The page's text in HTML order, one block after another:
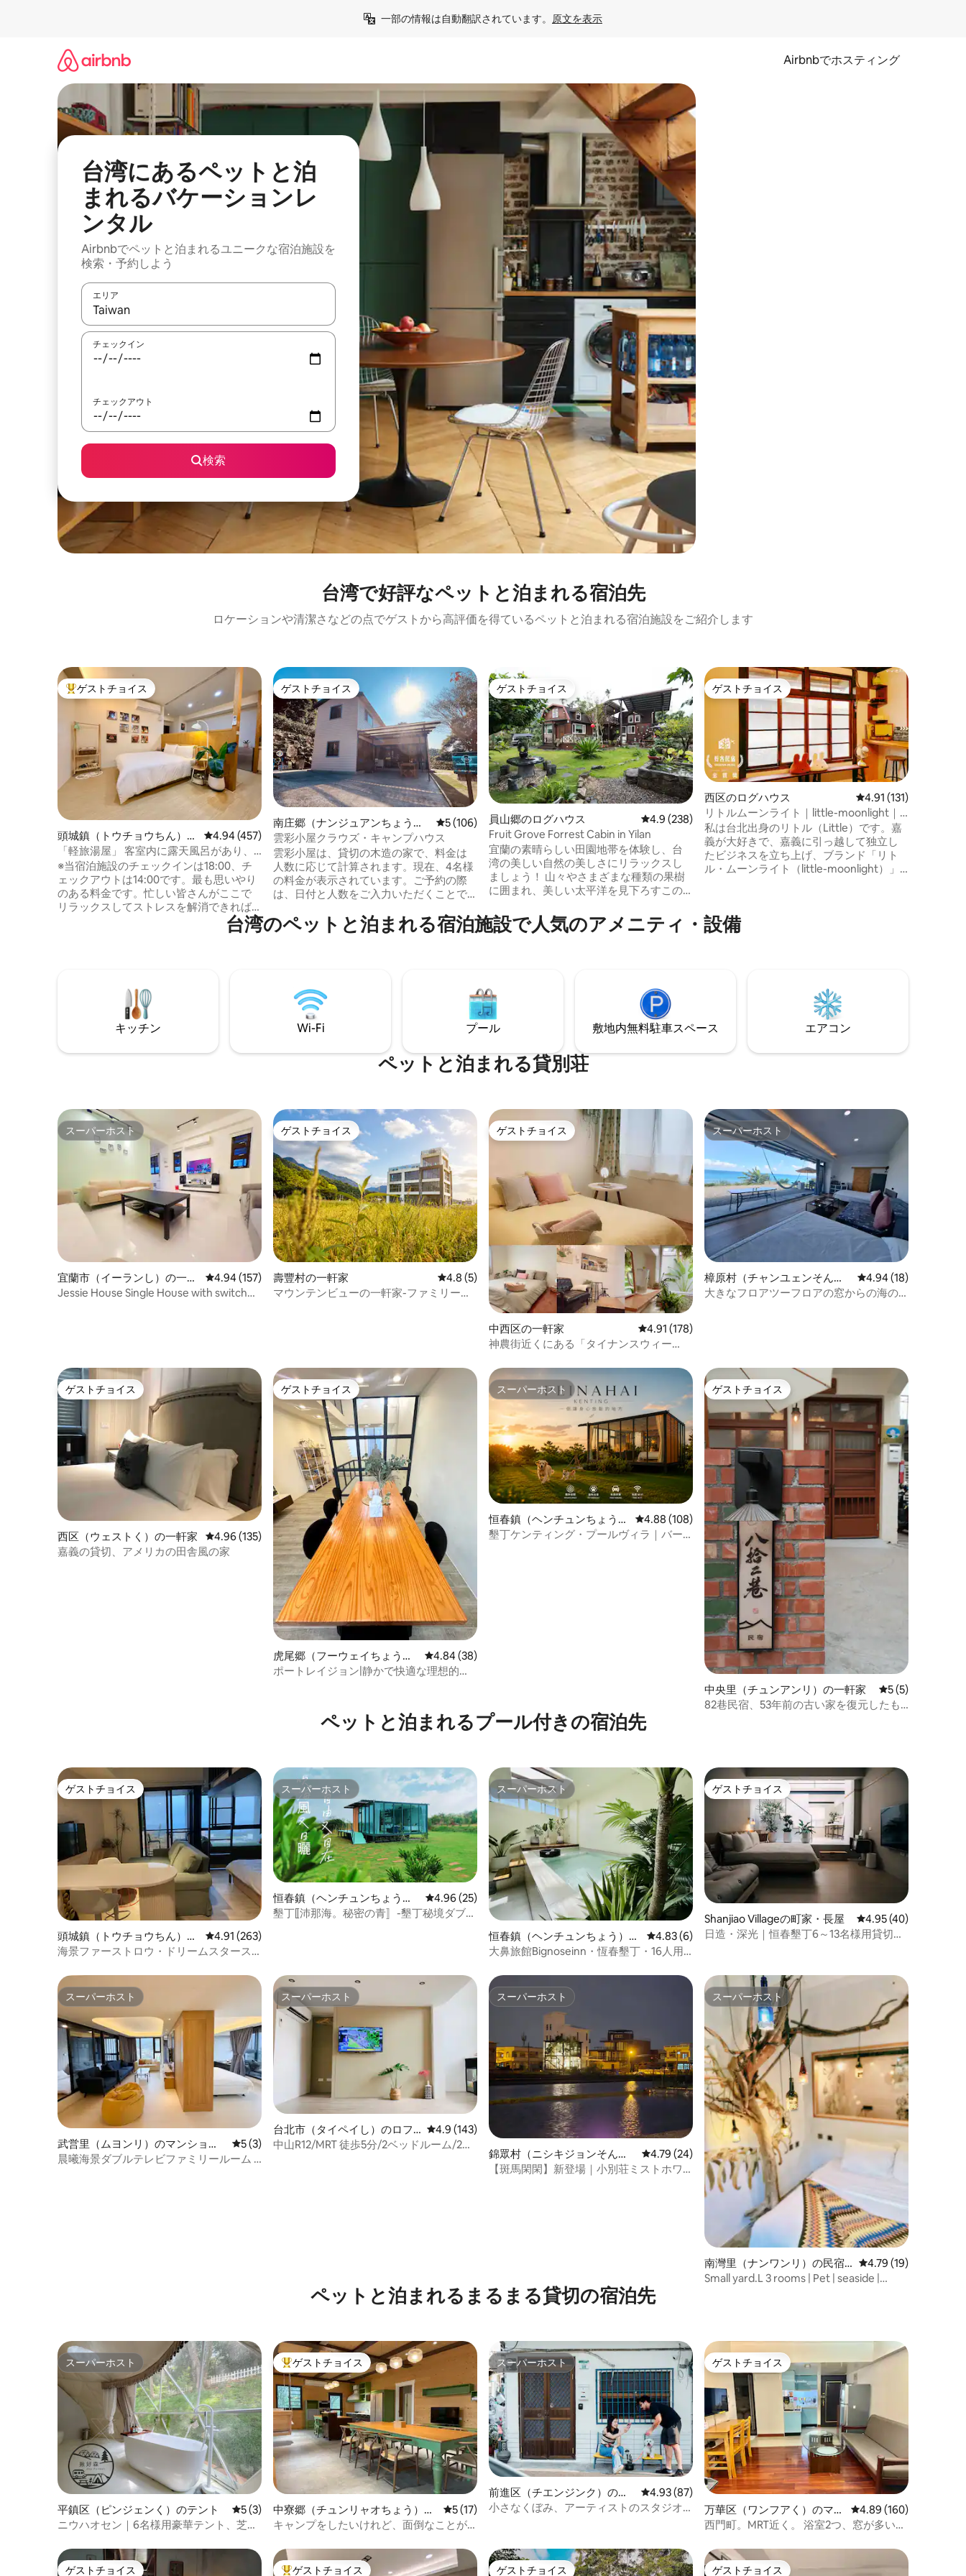
一部の情報は自動翻訳されています。 原文を表示
Airbnbでホスティング
台湾にあるペットと泊
まれるバケーションレ
ンタル
Airbnbでペットと泊まれるユニークな宿泊施設を
検索・予約しよう
エリア
検索結果が表示されたら、上下の矢印キーを使って移動するか、画面をタッチまたはスワイプして検索結果を確認することができます。
チェックイン
チェックアウト
検索
台湾で好評なペットと泊まれる宿泊先
ロケーションや清潔さなどの点でゲストから高評価を得ているペットと泊まれる宿泊施設をご紹介します
大好評のゲストチョイスです。
ゲストチョイス
頭城鎮（トウチョウちん）の
コンドミニアム
レビュー457件、5つ星中4.94つ星の平均評価
4.94 (457)
「軽旅湯屋」 客室内に露天風呂があり、
屋上にはインフィニティプールがありま
す。 高層階からは無敵の夜景、山景、海
景が楽しめます。 無料の平面駐車場、セ
ルフチェックイン
※当宿泊施設のチェックインは18:00、チ
ェックアウトは14:00です。最も思いやり
のある料金です。忙しい皆さんがここで
リラックスしてストレスを解消できれば
と思います。夜はカーテンを開けると、
星空の下に横たわっているような気分に
元です。フロントでお問い合わせくださ
泉、客室内に露天風呂があり、お風呂に
入りながら美しい夜景を楽しめます ♪ダブ
ルベッド、コーヒーテーブル、ソファ
♪Wi-Fiを提供しており、インターネット
プや麺を作ることができます。ハイグラ
スと大小のワイングラスもあります ♪ヘア
ドライヤー、シャンプー、バデシャンプ
ー、バスタオル、タオル、歯ブラシセッ
ト ♪部屋には浄水器があり、冷蔵庫には無
料の飲み物が用意されています。コーヒ
ー、紅茶、クッキーなども用意されてい
ます。 ♪お子様やペットとのご宿泊を歓迎
いたします。ペット用エレベーターをご
利用いただく必要があります。 高層階に
位置し、眺めが良く、お風呂に入りなが
ら山の景色、海の景色、そして最高の夜
景を楽しめます。リラックスするのに最
適な場所です。 😁B3駐車場が開放されて
おり、開蘭陸橋は宿泊施設のすぐ近くに
大な頭城運動公園があり、朝夕には鳥の
さえずりと花の香りに囲まれながら散歩
や運動ができます。 烏石港まで約1km
強、OK、セブン-イレブンまで300～
500m、近くには喜互惠、全聯スーパーも
あります。高層階にあり、お部屋には大
きな温泉浴槽があり、お風呂に浸かりな
がら夜景、山景、海景を楽しめます。
ゲストチョイス
ゲストチョイス
南庄郷（ナンジュアンちょう）
のログハウス
レビュー106件、5つ星中5つ星の平均評価
5 (106)
雲彩小屋クラウズ・キャンプハウス
雲彩小屋は、貸切の木造の家で、料金は
人数に応じて計算されます。現在、4名様
の料金が表示されています。ご予約の際
は、日付と人数をご入力いただくことで
になることをお勧めします。自転車でお
越しの場合は、事前にご連絡ください）
フィンドジンと山の純粋な水、そして何
よりも、ここに浸かり、自然と一体化す
ることが大切です！雲彩はあなたのすべ
ての感覚を満たします。体験する準備は
（よくお読みください。ご予約は以下の
規定に同意したものとみなされます） -
さい。1.5キロの上り坂があります。 -一度
に1グループのお客様のみを受け入れてお
り、現在朝食は提供しておりません -チェ
ックイン：15:00 ～ 20:00、チェックアウ
ト：11:00まで -タオル、シャワージェル、
シャンプー（歯ブラシは持参）、WIFI、
AV機器、麻雀、ボードゲーム、手作りコ
ーヒーをご用意しています -キッチンには
冷蔵庫、電気レンジ、カーセットレンジ
（ガスボンベはご自身で用意）、オーブ
ン、食器などが備わっています。油煙を
出さないでください。使用後はきれいに
してください。 -22インチの炭火焼肉炉を
ご用意しています。炭とグリルネットを
必要があります -保護者の方はお子様の安
全にご注意ください。屋内外での登り下
りや追いかけっこ、走り回りは禁止され
ています -爆竹や花火は禁止されています
ゲストチョイス
ゲストチョイス
員山郷のログハウス レビュー238件、5つ星中4.9つ星の平均評価
4.9 (238)
Fruit Grove Forrest Cabin in Yilan
宜蘭の素晴らしい田園地帯を体験し、台
湾の美しい自然の美しさにリラックスし
ましょう！ 山々やさまざまな種類の果樹
に囲まれ、美しい太平洋を見下ろすこの
園のようなものです！ この広々とした3寝
室の家は、あなたとあなたの大切な人が
備えたキッチン、朝食サービス、ワイヤ
レスインターネット接続、エアコンシス
テム、敷地内の無料駐車場、ジャグジー
もご用意しています。 この家は家族やお
す！ ロケーションはYuanshan Township
のYilan Countyに位置しています。Mong
ルや湖の周辺を自転車で歩いていただく
こともおすすめします。 また、民間のHui
Light中学校から150メートルのところにあ
部にあり、最も好まれています。 小川や
川は土の栄養補給源を絶えず補充し、宜
蘭をパンバスケット郡にしています。 宜
蘭は台湾北東海岸の海を一望でき、他の3
つの側面には山があり、ユニークな文化
的景観と人間の温かさを育み、ユニーク
な地理を形成しています。 この郡には、
アジアで2番目に長い高速道路トンネルで
あるHsuehshanトンネルがあり、宜蘭と
台北の間の運転時間を50分未満に短縮し
ました。 自然環境、冷たい温泉から、豊
富な海のレクリエーション資源や緑豊か
な田舎の景色まで、宜蘭はゆったりと自
然を最大限に楽しむのに最適な環境を提
供しています。
ゲストチョイス
ゲストチョイス
西区のログハウス レビュー131件、5つ
4.91 (131)
リトルムーンライト｜little-moonlight｜
繁華な嘉義市内の古道府路路地・ヒノキ
の香りの古い家・日本風の台湾の町家
私は台北出身のリトル（Little）です。嘉
義が大好きで、嘉義に引っ越して独立し
たビジネスを立ち上げ、ブランド「リト
ル・ムーンライト（little-moonlight）」
い、満足と感謝、そして貪欲でないとい
う考えを表しています。自分の夢に向か
り添うことと同じです。これが小小逐月
坊（little-moonlight）の由来です。 旅行
から得た温かさとエネルギー、そして芸
術や文化への好みと観察を通じて、日治
時代に残された「日本式台湾の町家」
そして、小小逐月坊（little-moonlight）
と呼ばれています。それ以来、豊かな生
命力が湧き出て、孤独ではなくなり、旅
行者や友人の気遣いも得られました。 人
を中心に考え、喜んで分かち合うこと
で、little-moonlightに来るすべての旅行
者や友人が目にしたもの、聞いたもの、
味わった食事や軽食、使った器具、タオ
ル、バスアメニティが、心に小さなイン
スピレーションやひらめきを与え、人を
幸せにし、リラックスさせるのに十分で
す。 疲れているなら、一晩滞在して、充
電してから出発してください。出発しま
しょう！私の古い家に来て、あなた自身
台湾のペットと泊まれる宿泊施設で人気のアメニティ・設備
キッチン Wi-Fi プール 敷地内無料駐⁠車ス⁠ペ⁠ー⁠ス エアコン
ペットと泊まれる貸別荘
スーパーホスト
スーパーホスト
宜蘭市（イーランし）の一軒
家
レビュー157件、5つ星中4.94つ星の平均評価
4.94 (157)
Jessie House Single House with switch
ゲストチョイス
ゲストチョイス
壽豐村の一軒家 レビュー5件、5つ星中4.8つ星の平均評価
4.8 (5)
マウンテンビューの一軒家-ファミリー向
ゲストチョイス
ゲストチョイス
中西区の一軒家 レビュー178件、5つ星中4.91つ星の平均評価
4.91 (178)
神農街近くにある「タイナンスウィー
スーパーホスト
スーパーホスト
樟原村（チャンユェンそん）
の一軒家
レビュー18件、5つ
4.94 (18)
大きなフロアツーフロアの窓からの海の
ゲストチョイス
ゲストチョイス
西区（ウェストく）の一軒家 レビュー135件、5つ星中4.96つ星の平均評価
4.96 (135)
嘉義の貸切、アメリカの田舎風の家
ゲストチョイス
ゲストチョイス
虎尾郷（フーウェイちょう）
の一軒家
レビュー38件、5つ星中4.84つ星の平均評価
4.84 (38)
ポートレイジョン|静かで快適な理想的な
スーパーホスト
スーパーホスト
恒春鎮（ヘンチュンちょう）
の一軒家
レビュー108件、5つ星中4.88つ星の平均評価
4.88 (108)
墾丁ケンティング・プールヴィラ｜バー
ゲストチョイス
ゲストチョイス
中央里（チュンアンリ）の一軒家 レビュー5件、5
5 (5)
82巷民宿、53年前の古い家を復元したも
ペットと泊まれるプール付きの宿泊先
ゲストチョイス
ゲストチョイス
頭城鎮（トウチョウちん）の
マンション・アパート
レビュー263件、5つ星中4.91つ星の平均評価
4.91 (263)
海景ファーストロウ・ドリームスタース
スーパーホスト
スーパーホスト
恒春鎮（ヘンチュンちょう）
のファームステイ
レビュー25件、5つ星中4.96つ星の平均評価
4.96 (25)
墾丁⟦沛那海。秘密の青〛-墾丁秘境ダブル
スーパーホスト
スーパーホスト
恒春鎮（ヘンチュンちょう）の
町家・長屋
レビュー6件、5つ星中4.83つ星の平均評価
4.83 (6)
大鼻旅館Bignoseinn・恆春墾丁・16人用
キューエリア/KTVプロジェクター
ゲストチョイス
ゲストチョイス
Shanjiao Villageの町家・長屋 レビュー40件、5つ
4.95 (40)
日造・深光｜恒春墾丁6～13名様用貸切｜
スーパーホスト
スーパーホスト
武営里（ムヨンリ）のマンショ
ン・アパート
レビュー3件、5つ星中5つ星の平均評価
5 (3)
晨曦海景ダブルテレビファミリールーム |
スーパーホスト
スーパーホスト
台北市（タイペイし）のロフ
ト
レビュー143件、5つ星中4.9つ星の平均評価
4.9 (143)
中山R12/MRT 徒歩5分/2ベッドルーム/2バ
スーパーホスト
スーパーホスト
錦眾村（ニシキジョンそん）
のヴィラ
レビュー24件、5つ星中4.79つ星の平均評価
4.79 (24)
【斑馬閑閑】新登場｜小別荘ミストホワ
スーパーホスト
スーパーホスト
南灣里（ナンワンリ）の民宿
（台湾）
レビュー19件、5つ
4.79 (19)
Small yard.L 3 rooms | Pet | seaside |
ペットと泊まれるまるまる貸切の宿泊先
スーパーホスト
スーパーホスト
平鎮区（ピンジェンく）のテント レビュー3件、5つ星中5つ星の平均評価
5 (3)
ニウハオセン｜6名様用豪華テント、芝生
雲朵球房専用テント+芝生、屋外キッチン
大好評のゲストチョイスです。
ゲストチョイス
中寮郷（チュンリャオちょう）の
シャレー
レビュー17件、5つ星中5つ星の平均評価
5 (17)
キャンプをしたいけれど、面倒なことが
スーパーホスト
スーパーホスト
前進区（チエンジンク）のバ
ンガロー
レビュー87件、5つ星中4.93つ星の平均評価
4.93 (87)
小さなくぼみ、アーティストのスタジオ
ゲストチョイス
ゲストチョイス
万華区（ワンフアく）のマン
ション・アパート
レビュー160件、5つ
4.89 (160)
西門町。MRT近く。 浴室2つ、窓が多い、
ゲストチョイス ゲストチョイス ゲストチョイス ゲストチョイス